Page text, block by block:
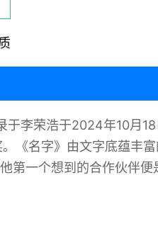
于李荣浩于2024年10月
《名字》由文字底蕴丰
第一个想到的合作伙伴